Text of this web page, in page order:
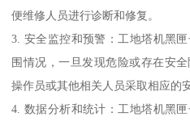
便维修人员进行诊断和修复。
3. 安全监控和预警：工地塔机黑
围情况，一旦发现危险或存在安
操作员或其他相关人员采取相应的
4. 数据分析和统计：工地塔机黑